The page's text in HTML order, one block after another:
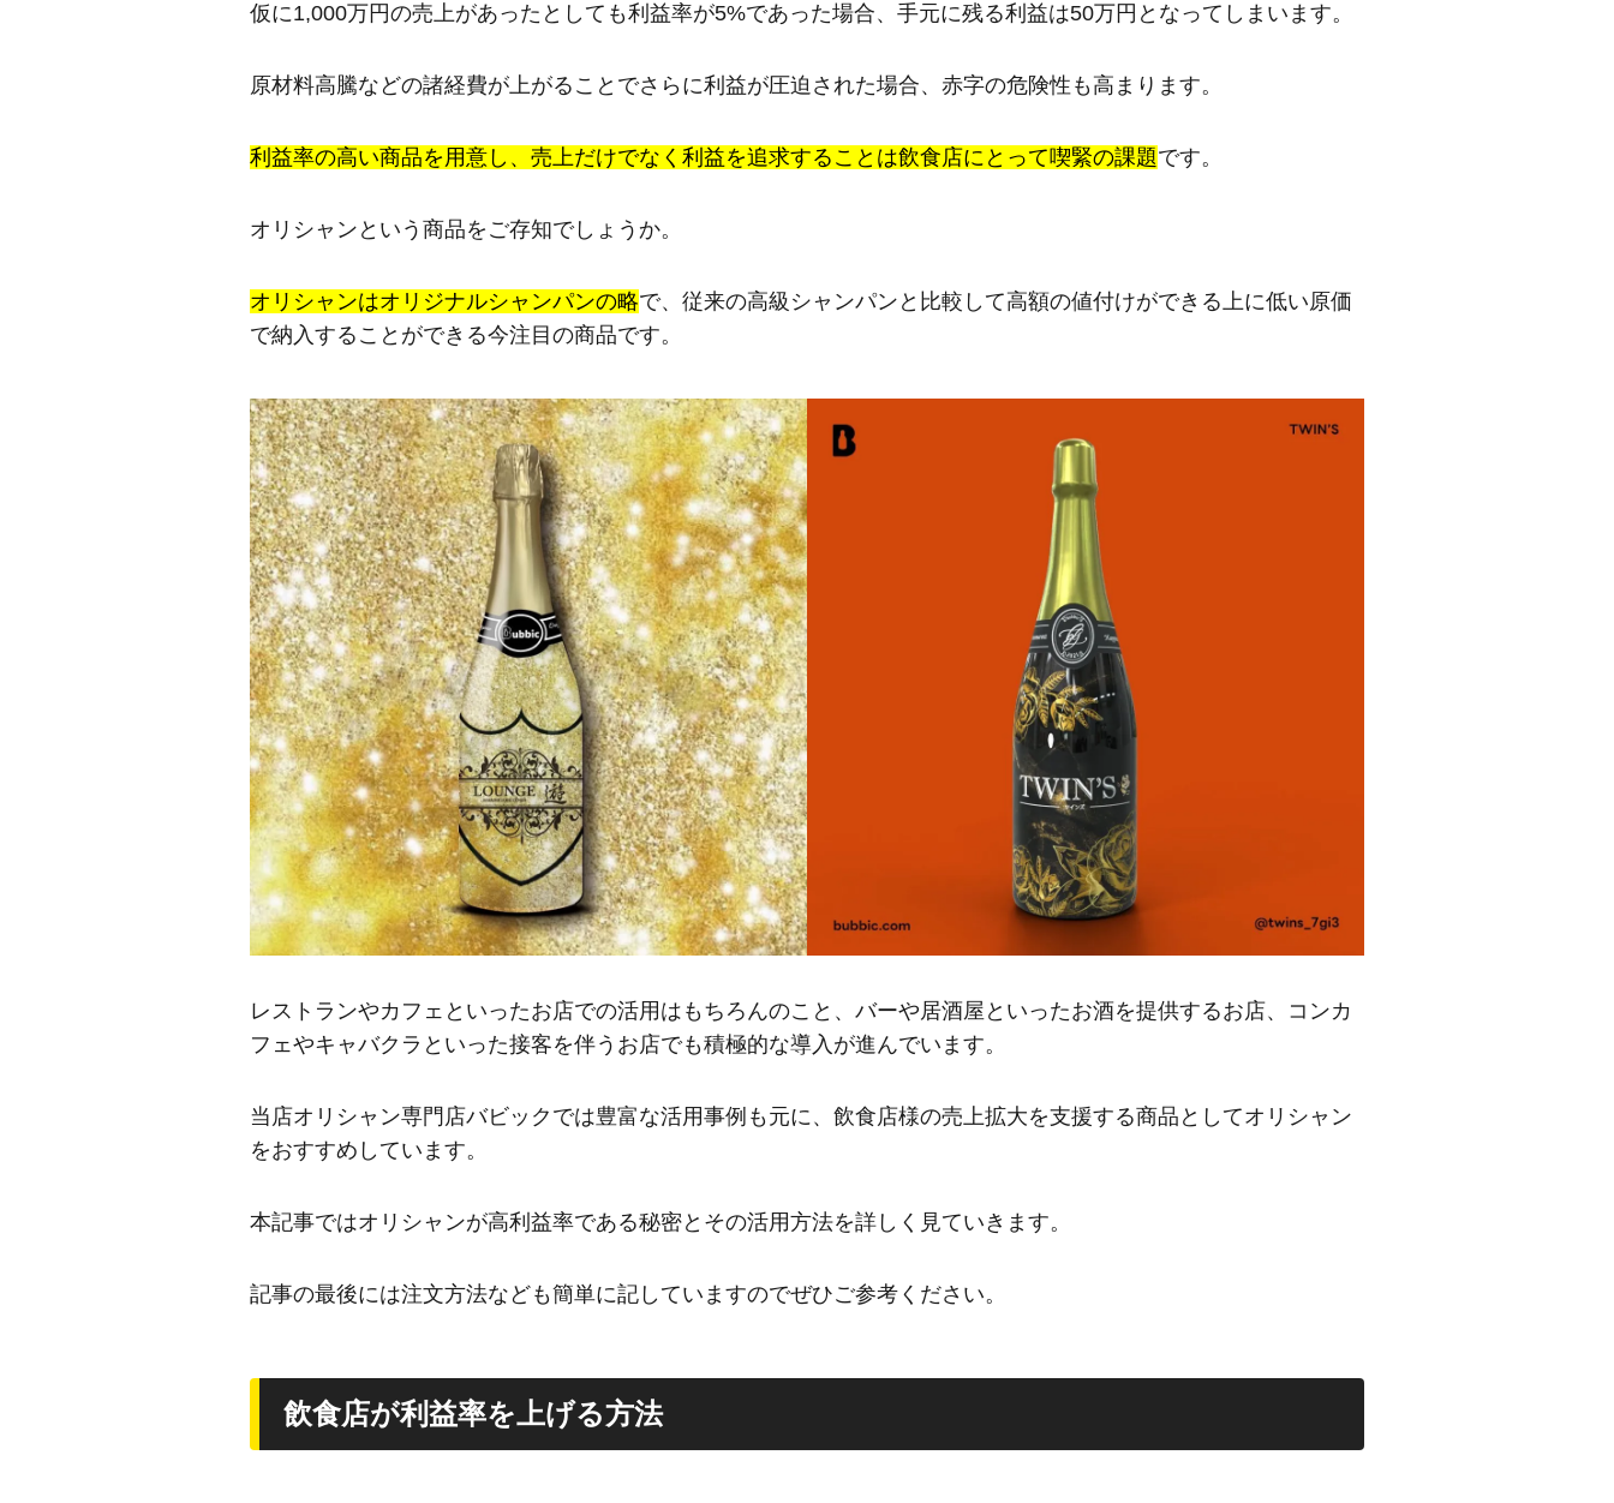
仮に1,000万円の売上があったとしても利益率が5%であった場合、手元に残る利益は50万円となってしまいます。
原材料高騰などの諸経費が上がることでさらに利益が圧迫された場合、赤字の危険性も高まります。
利益率の高い商品を用意し、売上だけでなく利益を追求することは飲食店にとって喫緊の課題です。
オリシャンという商品をご存知でしょうか。
オリシャンはオリジナルシャンパンの略で、従来の高級シャンパンと比較して高額の値付けができる上に低い原価
で納入することができる今注目の商品です。
レストランやカフェといったお店での活用はもちろんのこと、バーや居酒屋といったお酒を提供するお店、コンカ
フェやキャバクラといった接客を伴うお店でも積極的な導入が進んでいます。
当店オリシャン専門店バビックでは豊富な活用事例も元に、飲食店様の売上拡大を支援する商品としてオリシャン
をおすすめしています。
本記事ではオリシャンが高利益率である秘密とその活用方法を詳しく見ていきます。
記事の最後には注文方法なども簡単に記していますのでぜひご参考ください。
飲食店が利益率を上げる方法